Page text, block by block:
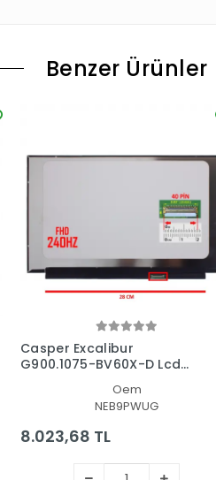
Benzer Ürünler
Casper Excalibur
G900.1075-BV60X-D Lcd
Oem
NEB9PWUG
8.023,68 TL